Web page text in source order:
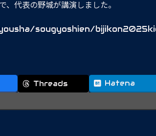
代表の野城が講演しました。
sougyoshien/
Threads
Hatena